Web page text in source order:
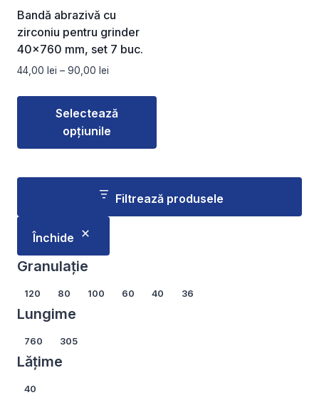
fi
alese
în
produsului.
Bandă abrazivă cu
zirconiu pentru grinder
40×760 mm, set 7 buc.
44,00 lei – 90,00 lei
prețuri:
44,00 lei
până
Selectează
opțiunile
produs
multe
variații.
Opțiunile
alese
pagina
produsului.
Filtrează produsele
Închide
Granulație
Granulație
120 80 100 60 40 36
Lungime
Lungime
760 305
Lățime
Lățime
40